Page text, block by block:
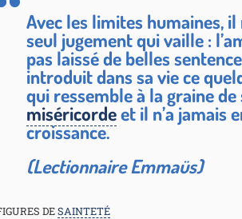
Avec les limites humaines,
seul jugement qui vaille :
pas laissé de belles
introduit dans sa vie ce
qui ressemble à la graine de
miséricordeet il n’a jamais
croissance.
(Lectionnaire Emmaüs)
DESAINTETÉ